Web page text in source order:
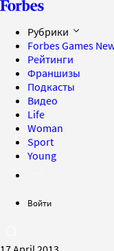
Рубрики
Forbes Games
Рейтинги
Франшизы
Подкасты
Видео
Life
Woman
Sport
Young
Войти